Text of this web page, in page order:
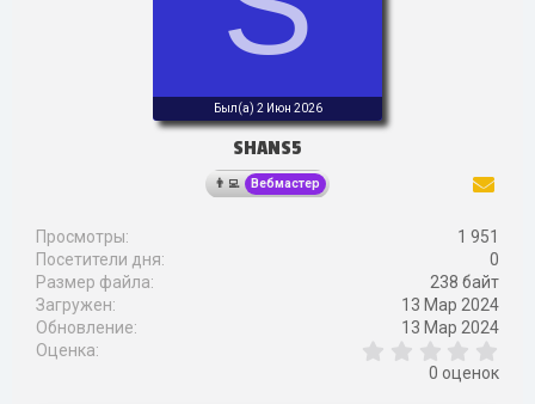
Был(а) 2 Июн 2026
SHANS5
Вебмастер
Просмотры
1 951
Посетители дня
0
Размер файла
238 байт
Загружен
13 Мар 2024
Обновление
13 Мар 2024
Оценка
,
0 оценок